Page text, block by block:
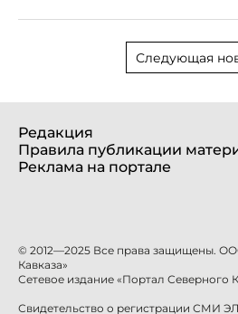
Следующая
Редакция
Правила публикации
Реклама на портале
© 2012—2025 Все права защищены.
Кавказа»
Сетевое издание «Портал Северного
Свидетельство о регистрации СМИ